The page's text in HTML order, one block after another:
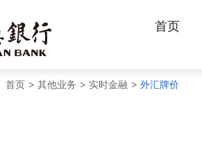
首页
首页 > 其他业务 > 实时金融 > 外汇牌价